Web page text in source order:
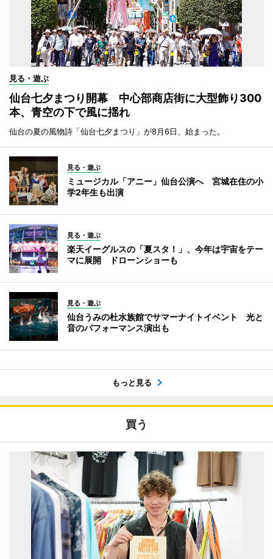
見る・遊ぶ
仙台七夕まつり開幕 中心部商店街に大型飾り300
本、青空の下で風に揺れ
仙台の夏の風物詩「仙台七夕まつり」が8月6日、始まった。
見る・遊ぶ
ミュージカル「アニー」仙台公演へ 宮城在住の小
学2年生も出演
見る・遊ぶ
楽天イーグルスの「夏スタ！」、今年は宇宙をテー
マに展開 ドローンショーも
見る・遊ぶ
仙台うみの杜水族館でサマーナイトイベント 光と
音のパフォーマンス演出も
もっと見る
買う